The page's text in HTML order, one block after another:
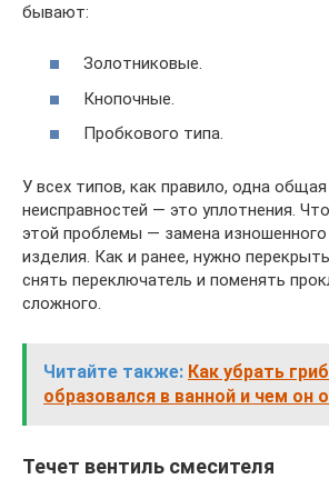
бывают:
Золотниковые.
Кнопочные.
Пробкового типа.
У всех типов, как правило, одна
неисправностей — это уплотнения.
этой проблемы — замена изношенного
изделия. Как и ранее, нужно
снять переключатель и поменять
сложного.
Читайте также: Как убрать
образовался в ванной и чем он
Течет вентиль смесителя